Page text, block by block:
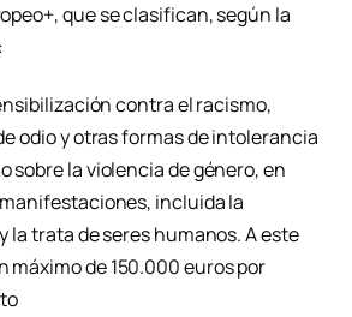
que se clasifican, según la
contra el racismo,
odio y otras formas de intolerancia
sobre la violencia de género, en
incluida la
la trata de seres humanos. A este
máximo de 150.000 euros por